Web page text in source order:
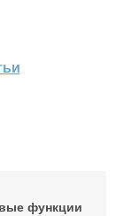
функции